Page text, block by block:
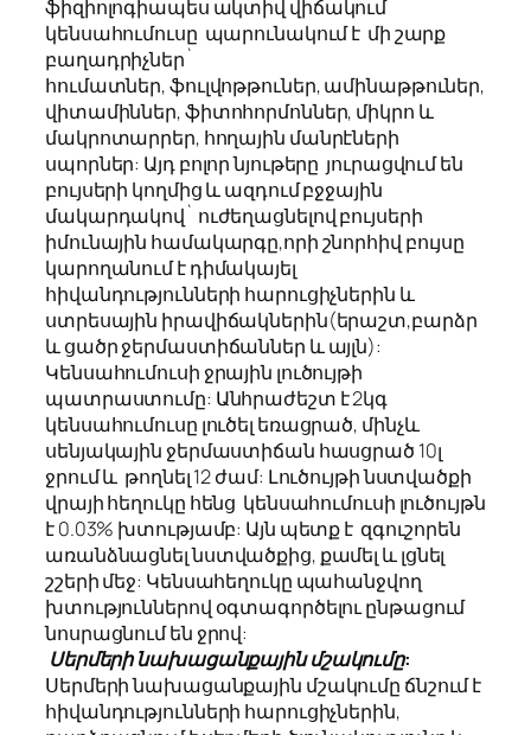
ֆիզիոլոգիապես ակտիվ վիճակում
կենսահումուսը պարունակում է մի շարք
բաղադրիչներ`
հումատներ, ֆուլվոթթուներ, ամինաթթուներ,
վիտամիններ, ֆիտոհորմոններ, միկրո և
մակրոտարրեր, հողային մանրէների
սպորներ: Այդ բոլոր նյութերը յուրացվում են
բույսերի կողմից և ազդում բջջային
մակարդակով` ուժեղացնելով բույսերի
իմունային համակարգը,որի շնորհիվ բույսը
կարողանում է դիմակայել
հիվանդությունների հարուցիչներին և
ստրեսային իրավիճակներին(երաշտ,բարձր
և ցածր ջերմաստիճաններ և այլն):
Կենսահումուսի ջրային լուծույթի
պատրաստումը: Անհրաժեշտ է 2կգ
կենսահումուսը լուծել եռացրած, մինչև
սենյակային ջերմաստիճան հասցրած 10լ
ջրում և թողնել 12 ժամ: Լուծույթի նստվածքի
վրայի հեղուկը հենց կենսահումուսի լուծույթն
է 0.03% խտությամբ: Այն պետք է զգուշորեն
առանձնացնել նստվածքից, քամել և լցնել
շշերի մեջ: Կենսահեղուկը պահանջվող
խտություններով օգտագործելու ընթացում
նոսրացնում են ջրով:
Սերմերի նախացանքային մշակումը:
Սերմերի նախացանքային մշակումը ճնշում է
հիվանդությունների հարուցիչներին,